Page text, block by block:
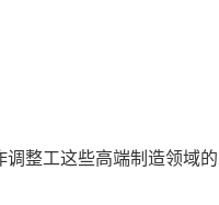
整工这些高端制造领域